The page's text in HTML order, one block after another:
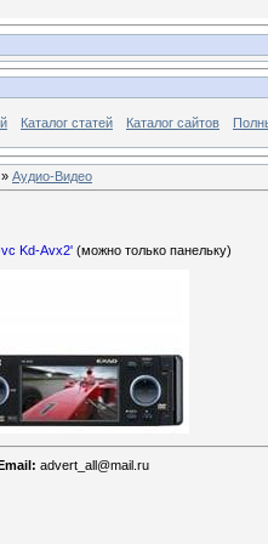
Каталог статей Каталог сайтов
» Аудио-Видео
Kd-Avx2' (можно только панельку)
advert_all@mail.ru